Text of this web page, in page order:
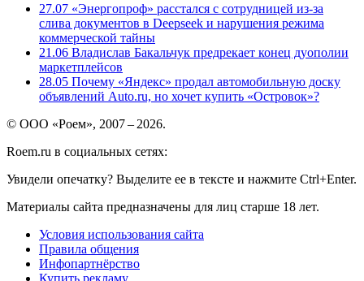
27.07 «Энергопроф» расстался с сотрудницей из-за
слива документов в Deepseek и нарушения режима
коммерческой тайны
21.06 Владислав Бакальчук предрекает конец дуополии
маркетплейсов
28.05 Почему «Яндекс» продал автомобильную доску
объявлений Auto.ru, но хочет купить «Островок»?
© ООО «Роем», 2007 – 2026.
Roem.ru в социальных сетях:
Увидели опечатку? Выделите ее в тексте и нажмите Ctrl+Enter.
Материалы сайта предназначены для лиц старше 18 лет.
Условия использования сайта
Правила общения
Инфопартнёрство
Купить рекламу